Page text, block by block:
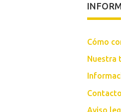
Cómo
Nuestra
Contacto
Aviso